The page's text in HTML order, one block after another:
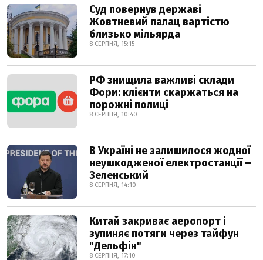
Суд повернув державі
Жовтневий палац вартістю
близько мільярда
8 СЕРПНЯ, 15:15
РФ знищила важливі склади
Фори: клієнти скаржаться на
порожні полиці
8 СЕРПНЯ, 10:40
В Україні не залишилося жодної
неушкодженої електростанції –
Зеленський
8 СЕРПНЯ, 14:10
Китай закриває аеропорт і
зупиняє потяги через тайфун
"Дельфін"
8 СЕРПНЯ, 17:10